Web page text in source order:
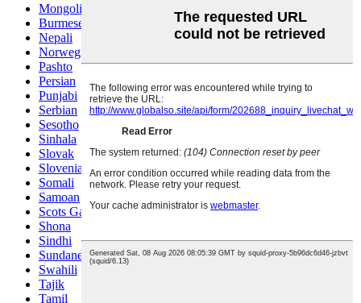
Mongolian
Burmese
Nepali
Norwegian
Pashto
Persian
Punjabi
Serbian
Sesotho
Sinhala
Slovak
Slovenian
Somali
Samoan
Scots Gaelic
Shona
Sindhi
Sundanese
Swahili
Tajik
Tamil